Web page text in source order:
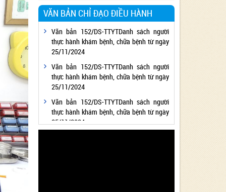
VĂN BẢN CHỈ ĐẠO ĐIỀU HÀNH
Văn bản 152/DS-TTYTDanh sách người
thực hành khám bệnh, chữa bệnh từ ngày
25/11/2024
Văn bản 152/DS-TTYTDanh sách người
thực hành khám bệnh, chữa bệnh từ ngày
25/11/2024
Văn bản 152/DS-TTYTDanh sách người
thực hành khám bệnh, chữa bệnh từ ngày
25/11/2024